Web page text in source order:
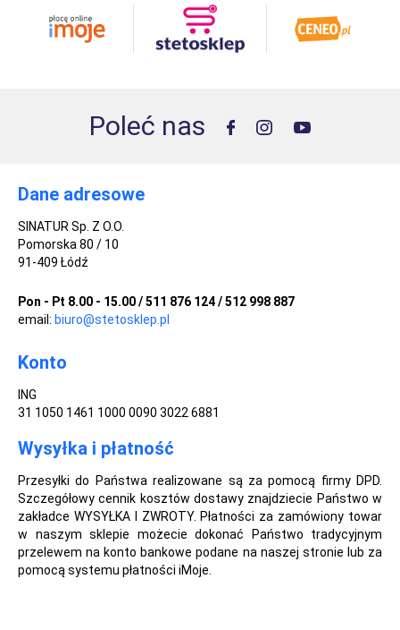
Poleć nas
Dane adresowe
SINATUR Sp. Z O.O.
Pomorska 80 / 10
91-409 Łódź
Pon - Pt 8.00 - 15.00 / 511 876 124 / 512 998 887
email: biuro@stetosklep.pl
Konto
ING
31 1050 1461 1000 0090 3022 6881
Wysyłka i płatność
Przesyłki do Państwa realizowane są za pomocą firmy DPD.
Szczegółowy cennik kosztów dostawy znajdziecie Państwo w
zakładce WYSYŁKA I ZWROTY. Płatności za zamówiony towar
w naszym sklepie możecie dokonać Państwo tradycyjnym
przelewem na konto bankowe podane na naszej stronie lub za
pomocą systemu płatności iMoje.